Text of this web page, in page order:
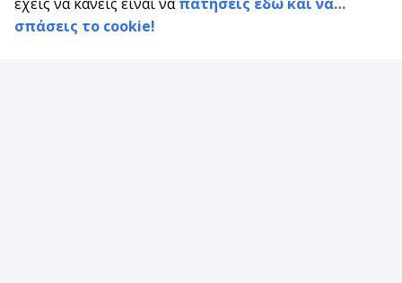
σπάσεις το cookie!